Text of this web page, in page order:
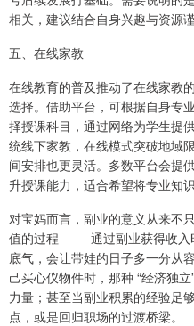
相关，建议结合自身兴趣与资源谨
五、在线家教
在线教育的普及推动了在线家教
选择。借助平台，可根据自身专
择授课科目，通过网络为学生提
统线下家教，在线模式突破地域
间安排也更灵活。多数平台会提
升授课能力，适合希望将专业知
对宝妈而言，副业的意义从来不
值的过程 —— 通过副业获得收入
底气，会让带娃的日子多一分从
己买心仪物件时，那种 “经济独
力量；甚至当副业积累的经验足
点，或是回归职场的过渡桥梁。